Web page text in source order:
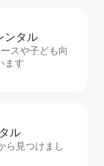
ン⁠タ⁠ル
スや子ども向
ます
ル
ら見つけまし